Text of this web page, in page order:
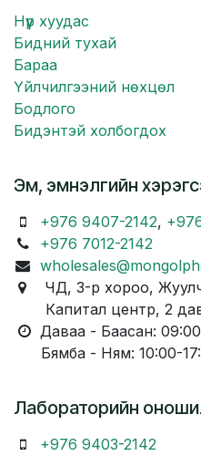
Нүүр хуудас
Бидний тухай
Бараа
Үйлчилгээний нөхцөл
Бодлого
Бидэнтэй холбогдох
Эм, эмнэлгийн
+976 9407-2142,
+976 7012-2142
ЧД, 3-р хороо,
Капитал центр, 2
Даваа - Баасан:
Бямба - Ням: 10:00-
Лабораторийн
+976 9403-2142